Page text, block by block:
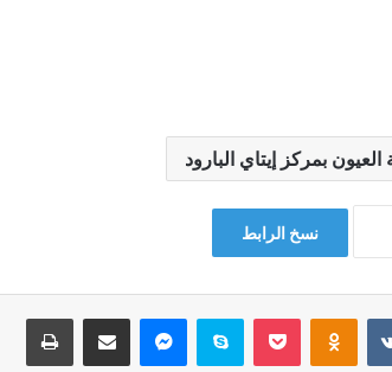
نسخ الرابط
سكايب